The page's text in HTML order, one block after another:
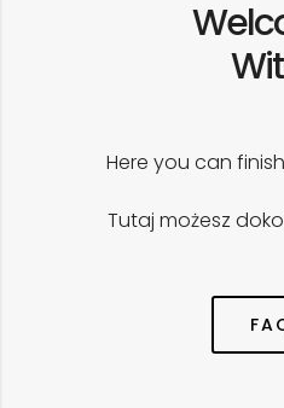
Here you can
Tutaj możesz